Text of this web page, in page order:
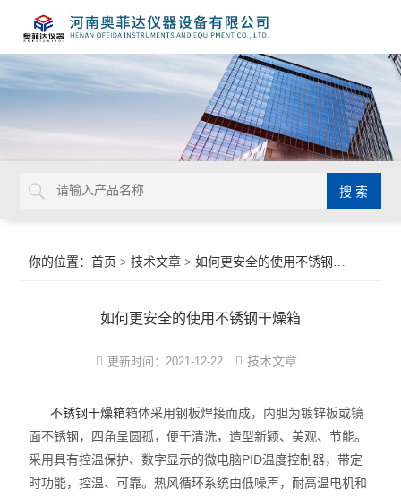
你的位置：首页 >技术文章 > 如何更安全的使用不锈钢干燥箱
如何更安全的使用不锈钢干燥箱
更新时间：2021-12-22 技术文章
不锈钢干燥箱箱体采用钢板焊接而成，内胆为镀锌板或镜
面不锈钢，四角呈圆孤，便于清洗，造型新颖、美观、节能。
采用具有控温保护、数字显示的微电脑PID温度控制器，带定
时功能，控温、可靠。热风循环系统由低噪声，耐高温电机和